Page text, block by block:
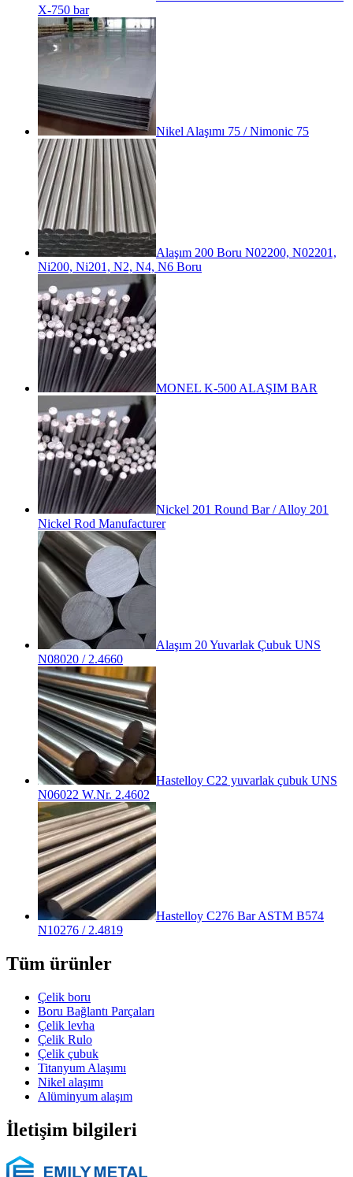
X-750 bar
Nikel Alaşımı 75 / Nimonic 75
Alaşım 200 Boru N02200, N02201,
Ni200, Ni201, N2, N4, N6 Boru
MONEL K-500 ALAŞIM BAR
Nickel 201 Round Bar / Alloy 201
Nickel Rod Manufacturer
Alaşım 20 Yuvarlak Çubuk UNS
N08020 / 2.4660
Hastelloy C22 yuvarlak çubuk UNS
N06022 W.Nr. 2.4602
Hastelloy C276 Bar ASTM B574
N10276 / 2.4819
Tüm ürünler
Çelik boru
Boru Bağlantı Parçaları
Çelik levha
Çelik Rulo
Çelik çubuk
Titanyum Alaşımı
Nikel alaşımı
Alüminyum alaşım
İletişim bilgileri